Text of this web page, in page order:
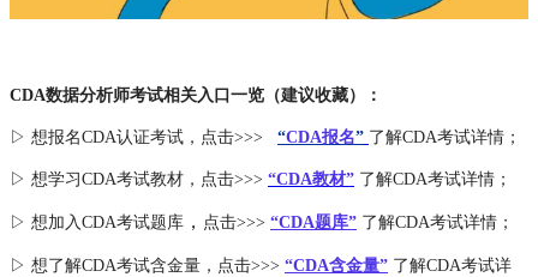
CDA数据分析师考试相关入口一览（建议收藏）：
▷ 想报名CDA认证考试，点击>>> “CDA报名” 了解CDA考试详情；
▷ 想学习CDA考试教材，点击>>> “CDA教材” 了解CDA考试详情；
▷ 想加入CDA考试题库 ， 点击>>> “CDA题库” 了解CDA考试详情；
▷ 想了解CDA考试含金量 ，点击>>> “CDA含金量” 了解CDA考试详